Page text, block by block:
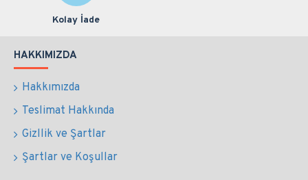
Kolay İade
HAKKIMIZDA
Hakkımızda
Teslimat Hakkında
Gizllik ve Şartlar
Şartlar ve Koşullar